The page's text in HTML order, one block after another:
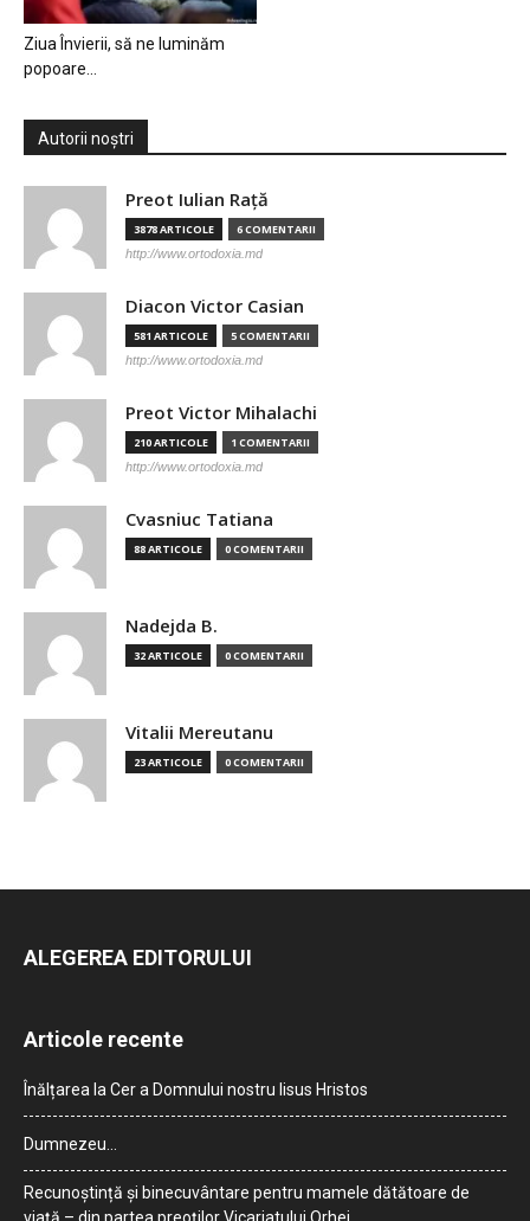
Ziua Învierii, să ne luminăm
popoare…
Autorii noștri
Preot Iulian Raţă
3878 ARTICOLE 6 COMENTARII
http://www.ortodoxia.md
Diacon Victor Casian
581 ARTICOLE 5 COMENTARII
http://www.ortodoxia.md
Preot Victor Mihalachi
210 ARTICOLE 1 COMENTARII
http://www.ortodoxia.md
Cvasniuc Tatiana
88 ARTICOLE 0 COMENTARII
Nadejda B.
32 ARTICOLE 0 COMENTARII
Vitalii Mereutanu
23 ARTICOLE 0 COMENTARII
ALEGEREA EDITORULUI
Articole recente
Înălțarea la Cer a Domnului nostru Iisus Hristos
Dumnezeu…
Recunoștință și binecuvântare pentru mamele dătătoare de